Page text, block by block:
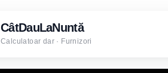
CâtDauLaNuntă
Calculatoar dar · Furnizori